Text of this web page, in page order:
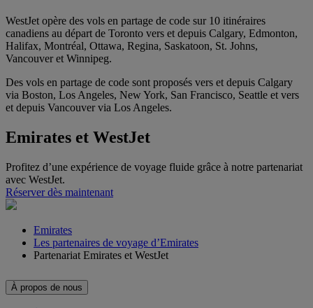
WestJet opère des vols en partage de code sur 10 itinéraires
canadiens au départ de Toronto vers et depuis Calgary, Edmonton,
Halifax, Montréal, Ottawa, Regina, Saskatoon, St. Johns,
Vancouver et Winnipeg.
Des vols en partage de code sont proposés vers et depuis Calgary
via Boston, Los Angeles, New York, San Francisco, Seattle et vers
et depuis Vancouver via Los Angeles.
Emirates et WestJet
Profitez d’une expérience de voyage fluide grâce à notre partenariat
avec WestJet.
Réserver dès maintenant
Emirates
Les partenaires de voyage d’Emirates
Partenariat Emirates et WestJet
À propos de nous